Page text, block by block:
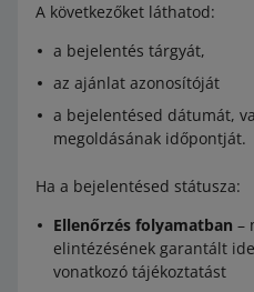
A következőket láthatod:
a bejelentés tárgyát,
az ajánlat azonosítóját
a bejelentésed dátumát,
megoldásának időpontját.
Ha a bejelentésed státusza:
Ellenőrzés folyamatban –
elintézésének garantált
vonatkozó tájékoztatást